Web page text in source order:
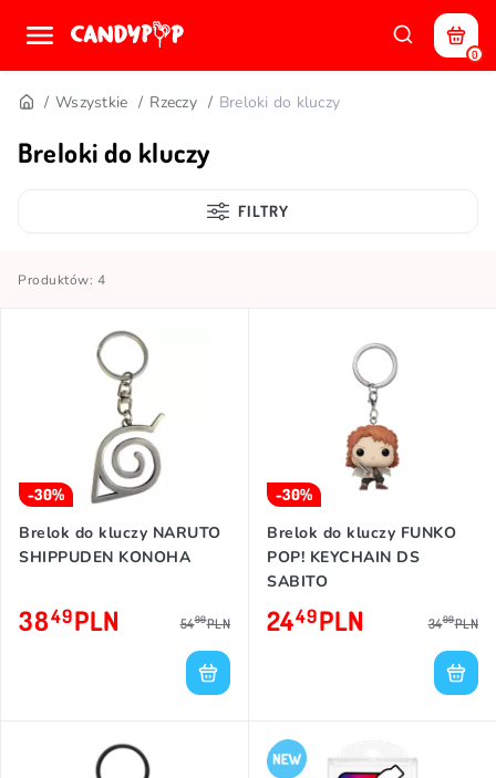
0
Wszystkie Rzeczy Breloki do kluczy
Breloki do kluczy
FILTRY
Produktów: 4
-30%
Brelok do kluczy NARUTO
SHIPPUDEN KONOHA
3849PLN 5499PLN
-30%
Brelok do kluczy FUNKO
POP! KEYCHAIN DS
SABITO
2449PLN 3499PLN